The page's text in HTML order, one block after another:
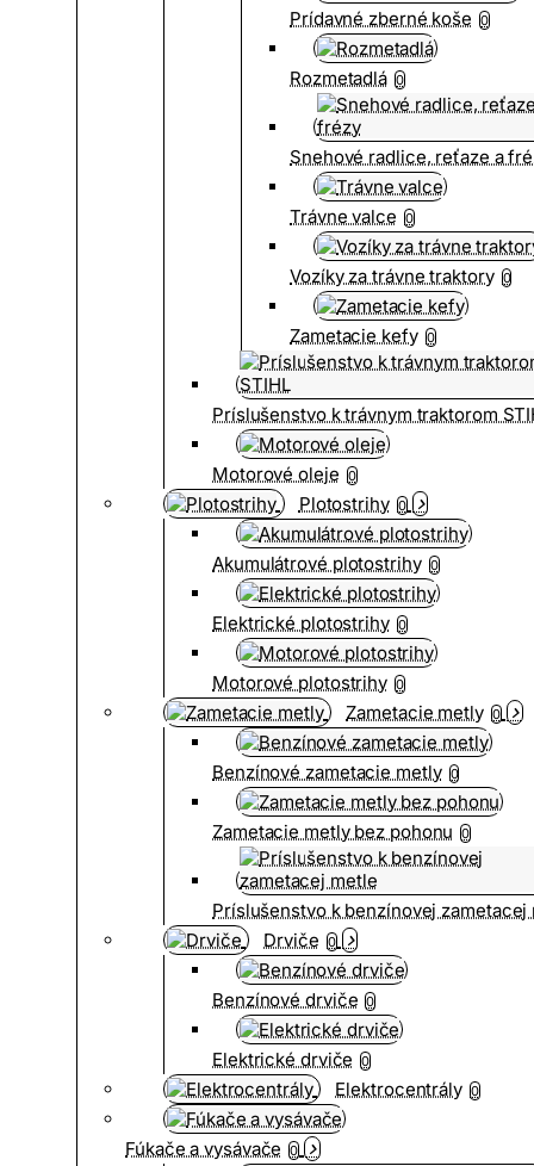
Prídavné zberné koše 0
Rozmetadlá 0
Snehové radlice, reťaze a
Trávne valce 0
Vozíky za trávne traktory 0
Zametacie kefy 0
Príslušenstvo k trávnym traktorom
Motorové oleje 0
Plotostrihy 0
Akumulátrové plotostrihy 0
Elektrické plotostrihy 0
Motorové plotostrihy 0
Zametacie metly 0
Benzínové zametacie metly 0
Zametacie metly bez pohonu 0
Príslušenstvo k benzínovej zametacej
Drviče 0
Benzínové drviče 0
Elektrické drviče 0
Elektrocentrály 0
Fúkače a vysávače 0